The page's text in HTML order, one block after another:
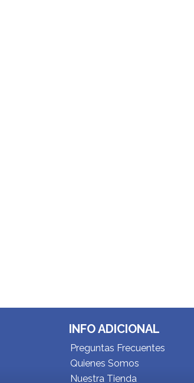
INFO ADICIONAL
Preguntas Frecuentes
Quienes Somos
Nuestra Tienda